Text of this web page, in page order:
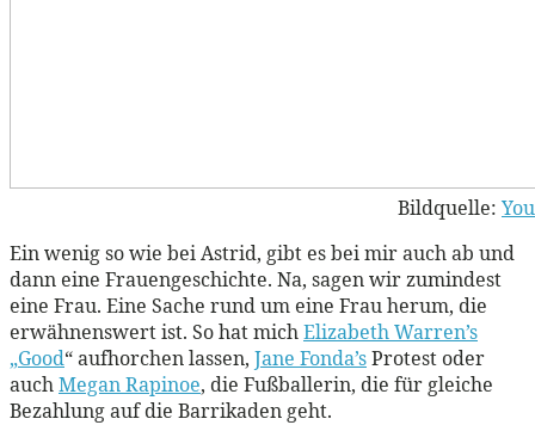
Bildquelle:
Ein wenig so wie bei Astrid, gibt es bei mir auch ab und
dann eine Frauengeschichte. Na, sagen wir zumindest
eine Frau. Eine Sache rund um eine Frau herum, die
erwähnenswert ist. So hat michElizabeth Warren’s
„Good“ aufhorchen lassen, Jane Fonda’sProtest oder
auchMegan Rapinoe, die Fußballerin, die für gleiche
Bezahlung auf die Barrikaden geht.